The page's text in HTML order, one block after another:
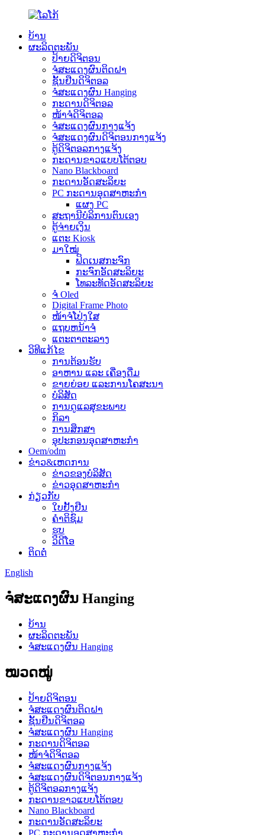
ບ້ານ
ຜະລິດຕະພັນ
ປ້າຍດິຈິຕອນ
ຈໍສະແດງຜົນຕິດຝາ
ຊັ້ນຢືນດິຈິຕອລ
ຈໍສະແດງຜົນ Hanging
ກະດານດິຈິຕອລ
ໜ້າຈໍດິຈິຕອລ
ຈໍສະແດງຜົນກາງແຈ້ງ
ຈໍສະແດງຜົນດິຈິຕອນກາງແຈ້ງ
ຕູ້ດິຈິຕອລກາງແຈ້ງ
ກະດານຂາວແບບໂຕ້ຕອບ
Nano Blackboard
ກະດານອັດສະລິຍະ
PC ກະດານອຸດສາຫະກໍາ
ແຜງ PC
ສະຖານີບໍລິການຕົນເອງ
ຕູ້ຈ່າຍເງິນ
ແຕະ Kiosk
ມາໃໝ່
ຟິດເນສກະຈົກ
ກະຈົກອັດສະລິຍະ
ໂທລະທັດອັດສະລິຍະ
ຈໍ Oled
Digital Frame Photo
ໜ້າຈໍໂປ່ງໃສ
ແຖບຫນ້າຈໍ
ແຕະຕາຕະລາງ
ວິທີແກ້ໄຂ
ການຕ້ອນຮັບ
ອາຫານ ແລະ ເຄື່ອງດື່ມ
ຂາຍຍ່ອຍ ແລະການໂຄສະນາ
ບໍລິສັດ
ການດູແລສຸຂະພາບ
ກິລາ
ການສຶກສາ
ອຸປະກອນອຸດສາຫະກໍາ
Oem/odm
ຂ່າວ&ເຫດການ
ຂ່າວຂອງບໍລິສັດ
ຂ່າວອຸດສາຫະກໍາ
ກ່ຽວກັບ
ໃບຢັ້ງຢືນ
ຄໍາຕິຊົມ
ຮູບ
ວິດີໂອ
ຕິດຕໍ່
English
ຈໍສະແດງຜົນ Hanging
ບ້ານ
ຜະລິດຕະພັນ
ຈໍສະແດງຜົນ Hanging
ໝວດໝູ່
ປ້າຍດິຈິຕອນ
ຈໍສະແດງຜົນຕິດຝາ
ຊັ້ນຢືນດິຈິຕອລ
ຈໍສະແດງຜົນ Hanging
ກະດານດິຈິຕອລ
ໜ້າຈໍດິຈິຕອລ
ຈໍສະແດງຜົນກາງແຈ້ງ
ຈໍສະແດງຜົນດິຈິຕອນກາງແຈ້ງ
ຕູ້ດິຈິຕອລກາງແຈ້ງ
ກະດານຂາວແບບໂຕ້ຕອບ
Nano Blackboard
ກະດານອັດສະລິຍະ
PC ກະດານອຸດສາຫະກໍາ